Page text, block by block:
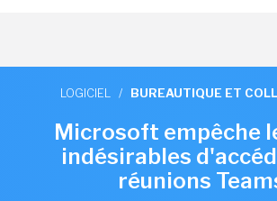
LOGICIEL / BUREAUTIQUE ET
Microsoft empêche
indésirables
réunions